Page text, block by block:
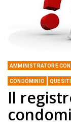
AMMINISTRATORE
CONDOMINIO QUESITI
Il